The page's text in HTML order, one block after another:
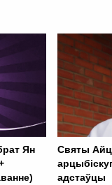
Ян
Святы
адстаўцы